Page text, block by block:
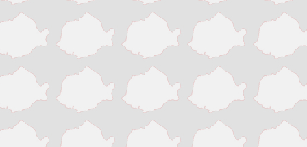
Piatra Neamt
Pitesti
Ploiesti